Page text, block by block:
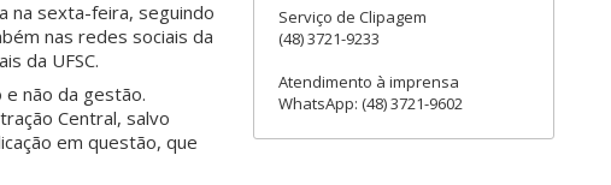
na sexta-feira, seguindo
nas redes sociais da
da UFSC.
e não da gestão.
Central, salvo
em questão, que
Serviço de Clipagem
(48) 3721-9233
Atendimento à imprensa
WhatsApp: (48) 3721-9602